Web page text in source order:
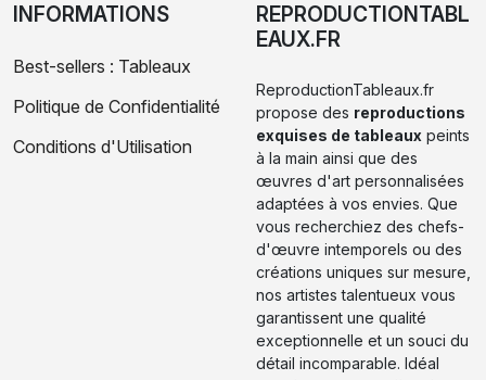
INFORMATIONS
Best-sellers : Tableaux
Politique de Confidentialité
Conditions d'Utilisation
REPRODUCTIONTABL
EAUX.FR
ReproductionTableaux.fr
propose des reproductions
exquises de tableaux peints
à la main ainsi que des
œuvres d'art personnalisées
adaptées à vos envies. Que
vous recherchiez des chefs-
d'œuvre intemporels ou des
créations uniques sur mesure,
nos artistes talentueux vous
garantissent une qualité
exceptionnelle et un souci du
détail incomparable. Idéal